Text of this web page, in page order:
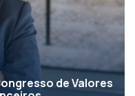
de Valores